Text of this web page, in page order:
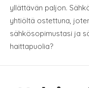
yllättävän paljon.
yhtiöltä ostettuna,
sähkösopimustasi ja
haittapuolia?